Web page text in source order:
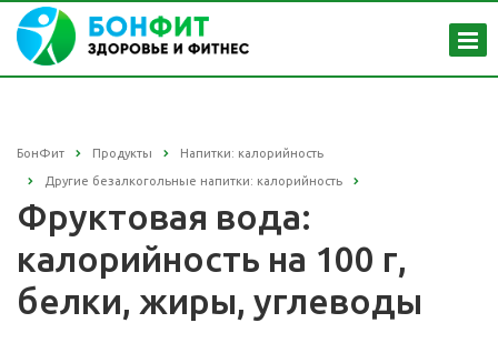
БонФит Продукты Напитки: калорийность
Другие безалкогольные напитки: калорийность
Фруктовая вода:
калорийность на 100 г,
белки, жиры, углеводы